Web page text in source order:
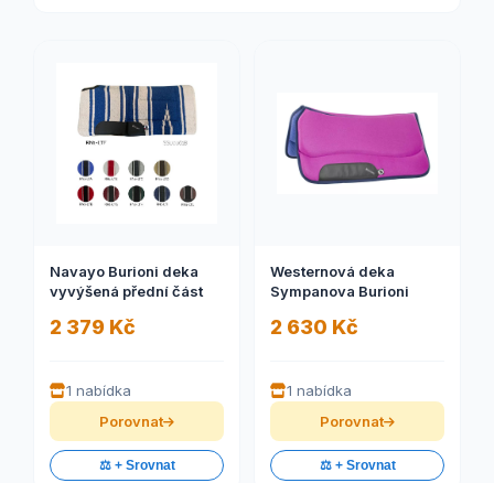
Navayo Burioni deka
vyvýšená přední část
2 379 Kč
1 nabídka
Porovnat
⚖️ + Srovnat
Westernová deka
Sympanova Burioni
2 630 Kč
1 nabídka
Porovnat
⚖️ + Srovnat